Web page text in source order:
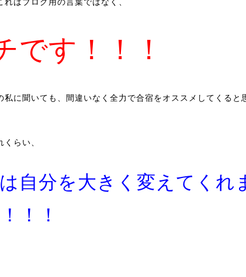
です！！！
私に聞いても、間違いなく全力で合宿をオススメしてくると
らい、
自分を大きく変えてくれ
！！